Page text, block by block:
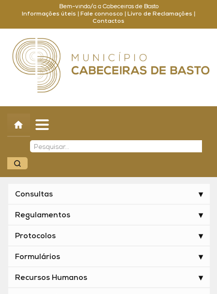
Bem-vindo/a a Cabeceiras de Basto
Informações úteis
Fale connosco Livro de Reclamações
Contactos
Concelho
Município
Turismo
Cultura
Outros
Balcão Online
Consultas
Regulamentos
Protocolos
Formulários
Recursos Humanos